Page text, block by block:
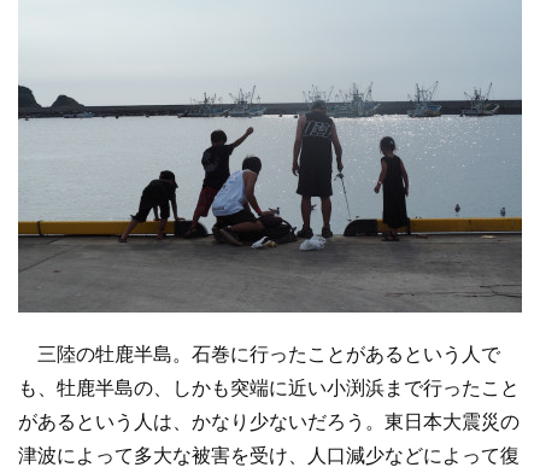
三陸の牡鹿半島。石巻に行ったことがあるという人で
も、牡鹿半島の、しかも突端に近い小渕浜まで行ったこと
があるという人は、かなり少ないだろう。東日本大震災の
津波によって多大な被害を受け、人口減少などによって復